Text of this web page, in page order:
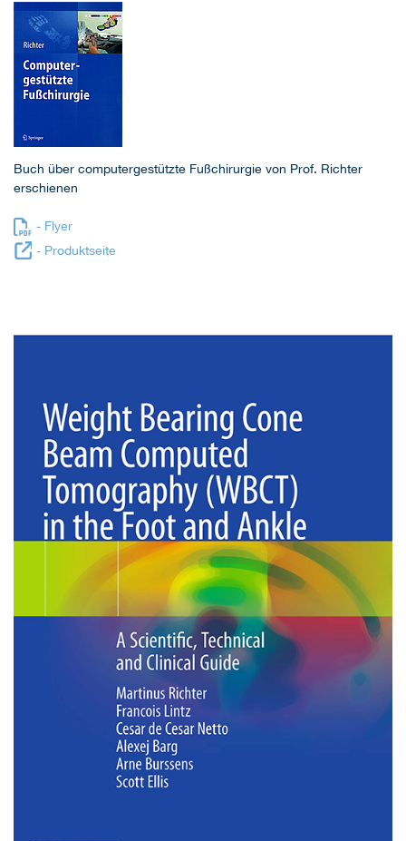
Buch über computergestützte Fußchirurgie von Prof. Richter
erschienen
- Flyer
- Produktseite